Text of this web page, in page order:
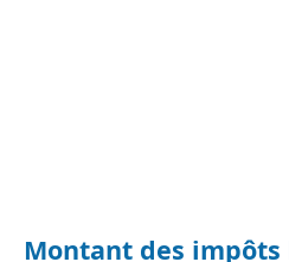
Montant des impôts